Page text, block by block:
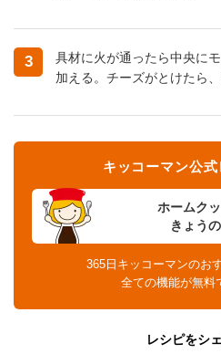
3
具材に火が通ったら中央に
加える。チーズがとけたら
ホームク
きょう
キッコーマン公式
365日キッコーマンのお
全ての機能が無料
レシピをシ